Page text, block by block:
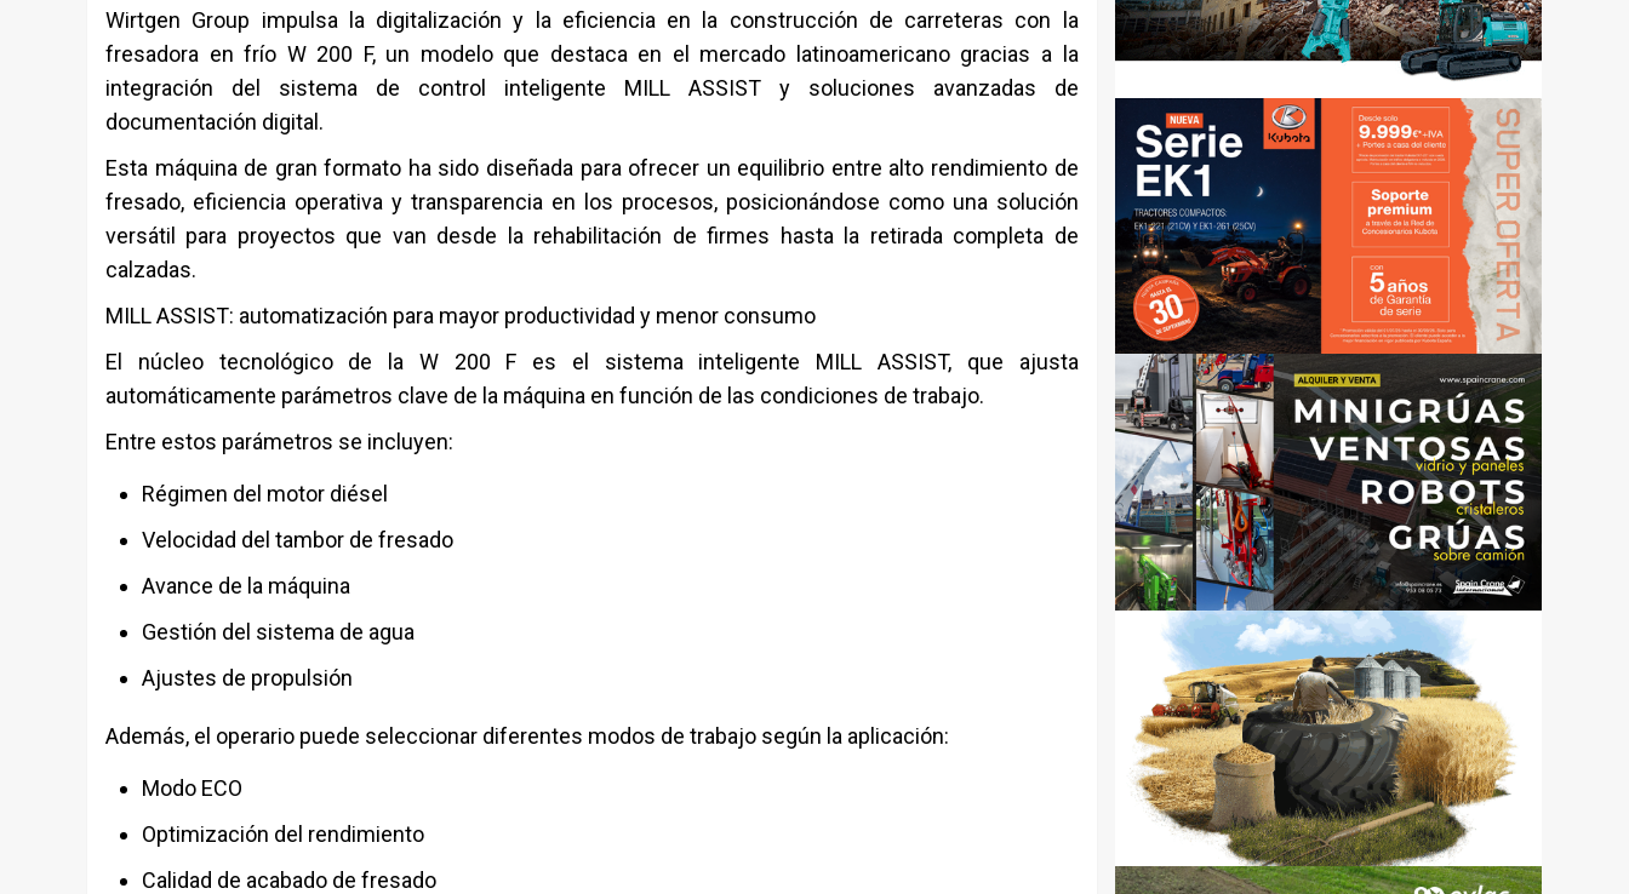
Wirtgen Group impulsa la digitalización y la eficiencia en la construcción de carreteras con la
fresadora en frío W 200 F, un modelo que destaca en el mercado latinoamericano gracias a la
integración del sistema de control inteligente MILL ASSIST y soluciones avanzadas de
documentación digital.
Esta máquina de gran formato ha sido diseñada para ofrecer un equilibrio entre alto rendimiento de
fresado, eficiencia operativa y transparencia en los procesos, posicionándose como una solución
versátil para proyectos que van desde la rehabilitación de firmes hasta la retirada completa de
calzadas.
MILL ASSIST: automatización para mayor productividad y menor consumo
El núcleo tecnológico de la W 200 F es el sistema inteligente MILL ASSIST, que ajusta
automáticamente parámetros clave de la máquina en función de las condiciones de trabajo.
Entre estos parámetros se incluyen:
Régimen del motor diésel
Velocidad del tambor de fresado
Avance de la máquina
Gestión del sistema de agua
Ajustes de propulsión
Además, el operario puede seleccionar diferentes modos de trabajo según la aplicación:
Modo ECO
Optimización del rendimiento
Calidad de acabado de fresado